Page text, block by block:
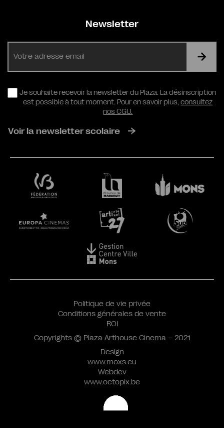
Newsletter
RGPD
Je souhaite recevoir la newsletter du Plaza. La désinscription
est possible à tout moment. Pour en savoir plus,consultez
nos CGU.
Voir la newsletter scolaire
Design
www.moxs.eu
Webdev
www.octopix.be
Politique de vie privée
Conditions générales de vente
ROI
Copyrights © Plaza Arthouse Cinema – 2021